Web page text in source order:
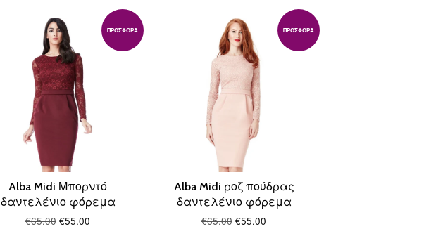
ΠΡΟΣΦΟΡΆ
Alba Midi Μπορντό
δαντελένιο φόρεμα
€65.00 €55.00
ΠΡΟΣΦΟΡΆ
Alba Midi ροζ πούδρας
δαντελένιο φόρεμα
€65.00 €55.00